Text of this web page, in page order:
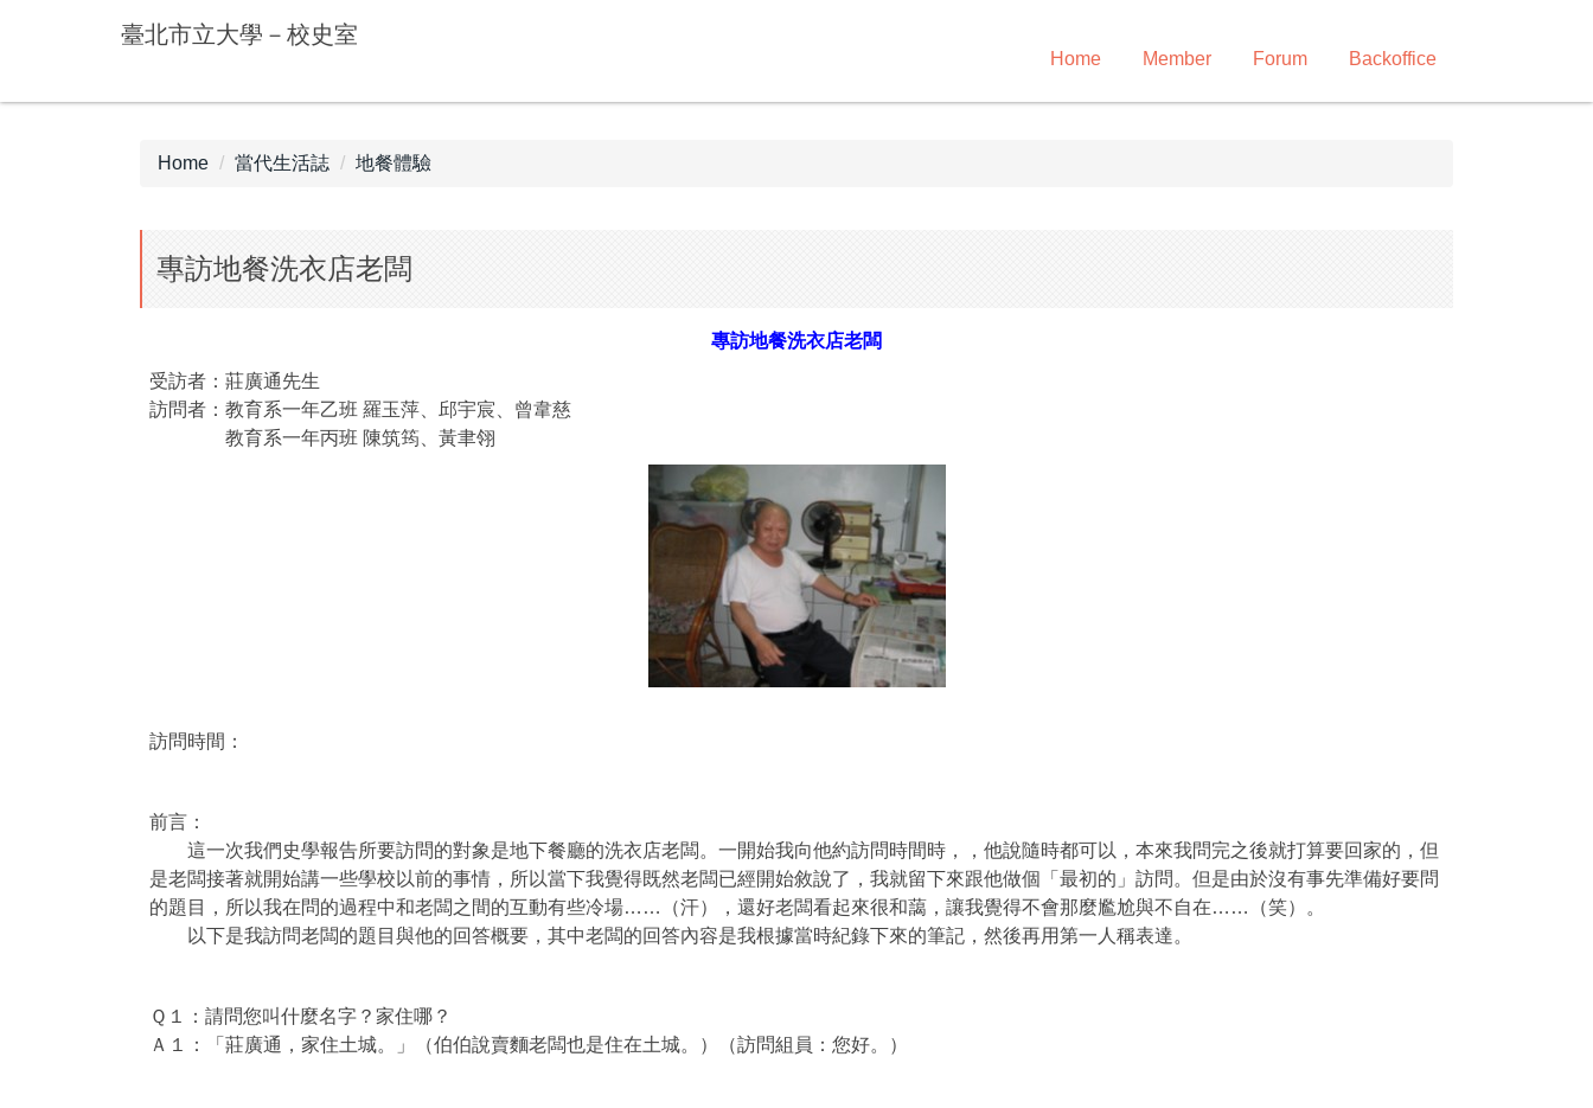
main
臺北市立大學－校史室
Home Member Forum Backoffice
Home 當代生活誌 地餐體驗
專訪地餐洗衣店老闆
專訪地餐洗衣店老闆
受訪者：莊廣通先生
訪問者：教育系一年乙班 羅玉萍、邱宇宸、曾韋慈
教育系一年丙班 陳筑筠、黃聿翎
訪問時間：
前言：
這一次我們史學報告所要訪問的對象是地下餐廳的洗衣店老闆。一開始我向他約訪問時間時，，他說隨時都可以，本來我問完之後就打算要回家的，但
是老闆接著就開始講一些學校以前的事情，所以當下我覺得既然老闆已經開始敘說了，我就留下來跟他做個「最初的」訪問。但是由於沒有事先準備好要問
的題目，所以我在問的過程中和老闆之間的互動有些冷場……（汗），還好老闆看起來很和藹，讓我覺得不會那麼尷尬與不自在……（笑）。
以下是我訪問老闆的題目與他的回答概要，其中老闆的回答內容是我根據當時紀錄下來的筆記，然後再用第一人稱表達。
Ｑ１：請問您叫什麼名字？家住哪？
Ａ１：「莊廣通，家住土城。」（伯伯說賣麵老闆也是住在土城。）（訪問組員：您好。）